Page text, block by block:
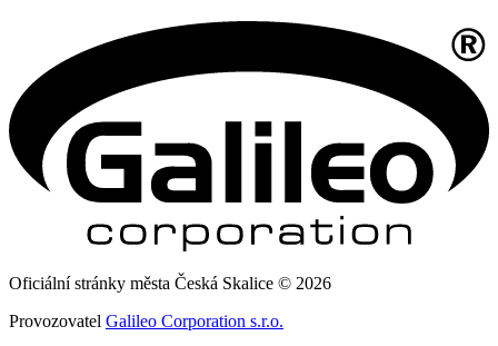
Oficiální stránky města Česká Skalice © 2026
Provozovatel Galileo Corporation s.r.o.